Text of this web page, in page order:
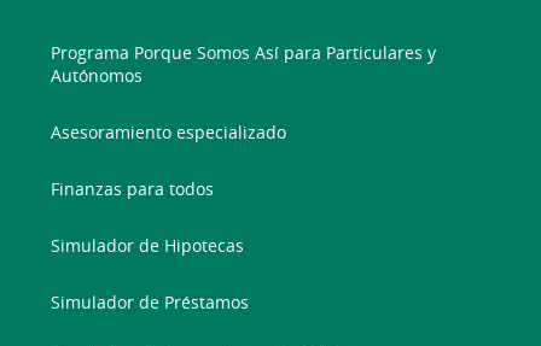
Programa Porque Somos Así para Particulares y
Autónomos
Asesoramiento especializado
Finanzas para todos
Simulador de Hipotecas
Simulador de Préstamos